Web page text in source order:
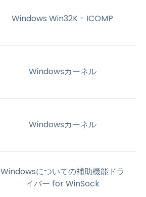
Windows Win32K - ICOMP
Windowsカーネル
Windowsカーネル
Windowsについての補助機能ドラ
イバー for WinSock